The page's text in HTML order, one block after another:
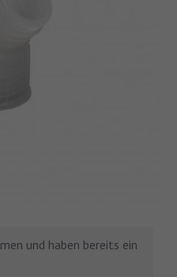
und haben bereits ein